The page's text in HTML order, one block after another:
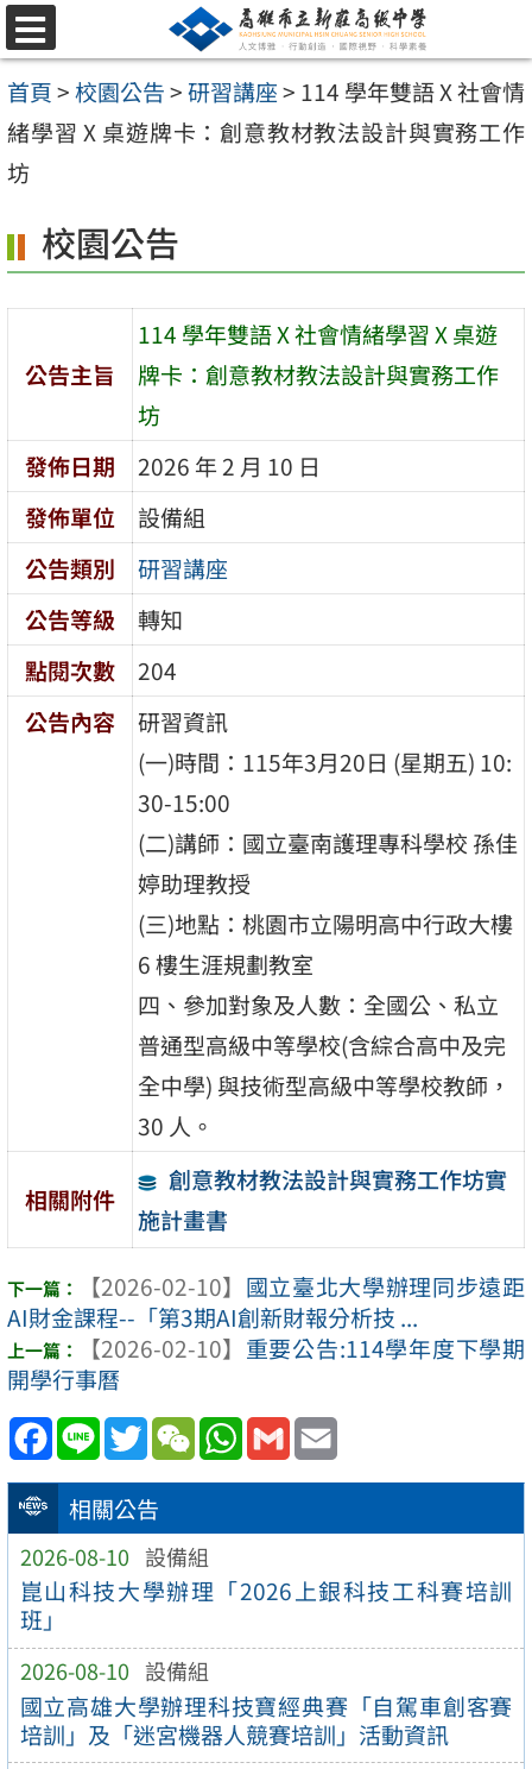
跳
至
主
要
內
區
選
單
首頁>校園公告>研習講座> 114 學年雙語 X 社會情
緒學習 X 桌遊牌卡：創意教材教法設計與實務工作
坊
相關公告
2026-08-10 設備組
崑山科技大學辦理「2026上銀科技工科賽培訓
班」
2026-08-10 設備組
國立高雄大學辦理科技寶經典賽「自駕車創客賽
培訓」及「迷宮機器人競賽培訓」活動資訊
校園公告
公告主旨
114 學年雙語 X 社會情緒學習 X 桌遊
牌卡：創意教材教法設計與實務工作
坊
發佈日期
2026 年 2 月 10 日
發佈單位
設備組
公告類別
研習講座
公告等級
轉知
點閱次數
204
公告內容
研習資訊
(一)時間：115年3月20日 (星期五) 10:
30-15:00
(二)講師：國立臺南護理專科學校 孫佳
婷助理教授
(三)地點：桃園市立陽明高中行政大樓
6 樓生涯規劃教室
四、參加對象及人數：全國公、私立
普通型高級中等學校(含綜合高中及完
全中學) 與技術型高級中等學校教師，
30 人。
相關附件
創意教材教法設計與實務工作坊實
施計畫書
【2026-02-10】 國立臺北大學辦理同步遠距
AI財金課程--「第3期AI創新財報分析技 ...
【2026-02-10】 重要公告:114學年度下學期
開學行事曆
Facebook
Line TwitterWeChatWhatsApp
Gmail